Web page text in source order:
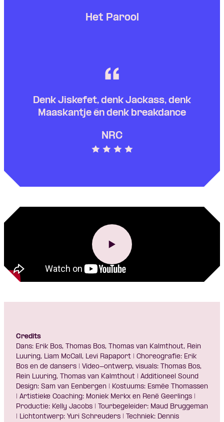
Het Parool
Denk Jiskefet, denk Jackass, denk
Maaskantje én denk breakdance
NRC
Credits
Dans: Erik Bos, Thomas Bos, Thomas van Kalmthout, Rein
Luuring, Liam McCall, Levi Rapaport | Choreografie: Erik
Bos en de dansers | Video-ontwerp, visuals: Thomas Bos,
Rein Luuring, Thomas van Kalmthout | Additioneel Sound
Design: Sam van Eenbergen | Kostuums: Esmée Thomassen
| Artistieke Coaching: Moniek Merkx en René Geerlings |
Productie: Kelly Jacobs | Tourbegeleider: Maud Bruggeman
| Lichtontwerp: Yuri Schreuders | Techniek: Dennis